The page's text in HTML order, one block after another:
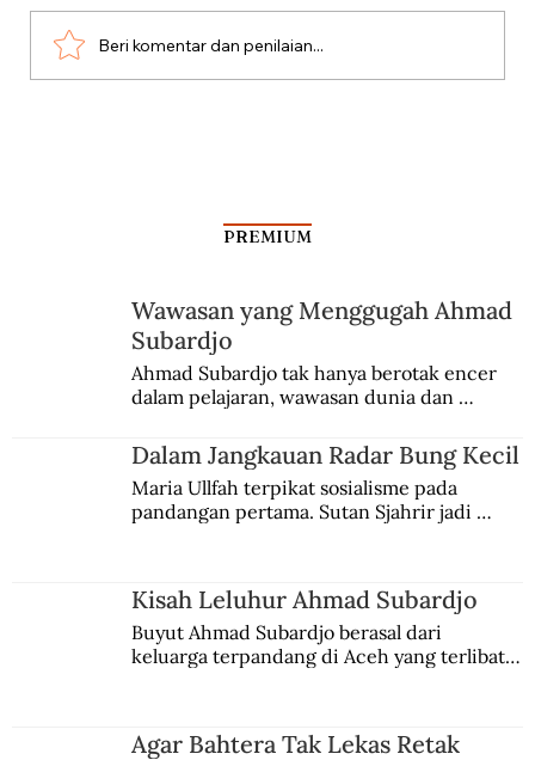
Dari Srebrenica ke Palestina
Beri komentar dan penilaian...
PREMIUM
Wawasan yang Menggugah Ahmad
Subardjo
Ahmad Subardjo tak hanya berotak encer
dalam pelajaran, wawasan dunia dan
Jules Verne, Multatuli, hingga Sun Yat-sen.
Dalam Jangkauan Radar Bung Kecil
Maria Ullfah terpikat sosialisme pada
pandangan pertama. Sutan Sjahrir jadi
Kisah Leluhur Ahmad Subardjo
Buyut Ahmad Subardjo berasal dari
keluarga terpandang di Aceh yang terlibat
Agar Bahtera Tak Lekas Retak